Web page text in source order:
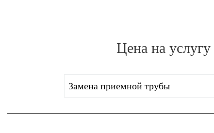
Цена на услугу
Замена приемной трубы